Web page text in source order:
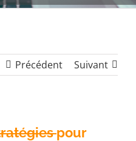
Précédent Suivant
pour